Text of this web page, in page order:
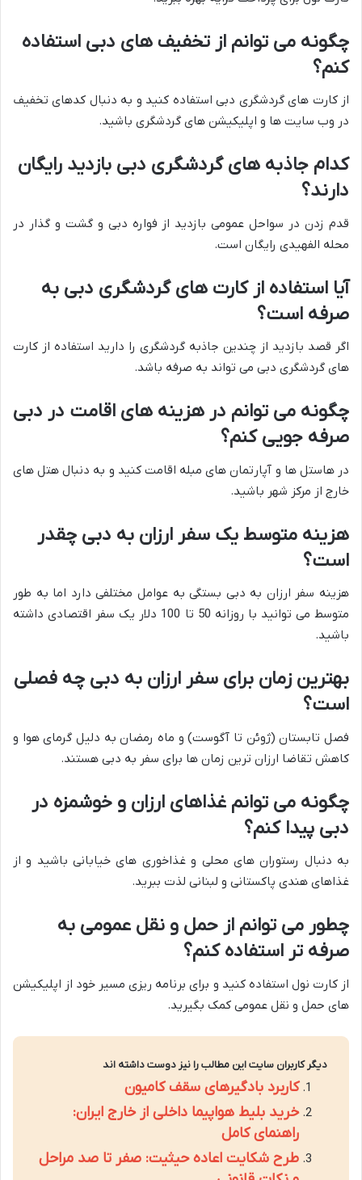
چگونه می توانم از تخفیف های دبی استفاده
کنم؟
از کارت های گردشگری دبی استفاده کنید و به دنبال کدهای تخفیف
در وب سایت ها و اپلیکیشن های گردشگری باشید.
کدام جاذبه های گردشگری دبی بازدید رایگان
دارند؟
قدم زدن در سواحل عمومی بازدید از فواره دبی و گشت و گذار در
محله الفهیدی رایگان است.
آیا استفاده از کارت های گردشگری دبی به
صرفه است؟
اگر قصد بازدید از چندین جاذبه گردشگری را دارید استفاده از کارت
های گردشگری دبی می تواند به صرفه باشد.
چگونه می توانم در هزینه های اقامت در دبی
صرفه جویی کنم؟
در هاستل ها و آپارتمان های مبله اقامت کنید و به دنبال هتل های
خارج از مرکز شهر باشید.
هزینه متوسط یک سفر ارزان به دبی چقدر
است؟
هزینه سفر ارزان به دبی بستگی به عوامل مختلفی دارد اما به طور
متوسط می توانید با روزانه 50 تا 100 دلار یک سفر اقتصادی داشته
باشید.
بهترین زمان برای سفر ارزان به دبی چه فصلی
است؟
فصل تابستان (ژوئن تا آگوست) و ماه رمضان به دلیل گرمای هوا و
کاهش تقاضا ارزان ترین زمان ها برای سفر به دبی هستند.
چگونه می توانم غذاهای ارزان و خوشمزه در
دبی پیدا کنم؟
به دنبال رستوران های محلی و غذاخوری های خیابانی باشید و از
غذاهای هندی پاکستانی و لبنانی لذت ببرید.
چطور می توانم از حمل و نقل عمومی به
صرفه تر استفاده کنم؟
از کارت نول استفاده کنید و برای برنامه ریزی مسیر خود از اپلیکیشن
های حمل و نقل عمومی کمک بگیرید.
دیگر کاربران سایت این مطالب را نیز دوست داشته اند
کاربرد بادگیرهای سقف کامیون
خرید بلیط هواپیما داخلی از خارج ایران:
راهنمای کامل
طرح شکایت اعاده حیثیت: صفر تا صد مراحل